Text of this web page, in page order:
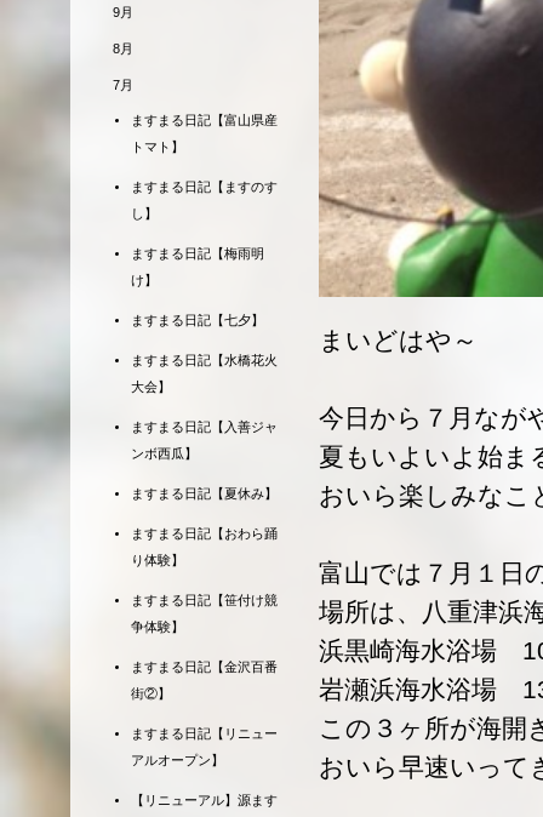
まいどはや～
今日から７月なが
夏もいよいよ始ま
おいら楽しみなこ
富山では７月１日
場所は、八重津浜
浜黒崎海水浴場
岩瀬浜海水浴場
この３ヶ所が海開
おいら早速いって
9月
8月
7月
ますまる日記【富山県産
トマト】
ますまる日記【ますのす
し】
ますまる日記【梅雨明
け】
ますまる日記【七夕】
ますまる日記【水橋花火
大会】
ますまる日記【入善ジャ
ンボ西瓜】
ますまる日記【夏休み】
ますまる日記【おわら踊
り体験】
ますまる日記【笹付け競
争体験】
ますまる日記【金沢百番
街②】
ますまる日記【リニュー
アルオープン】
【リニューアル】源ます